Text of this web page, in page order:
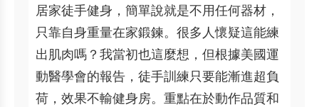
居家徒手健身，簡單說就是不用任何器材，
只靠自身重量在家鍛鍊。很多人懷疑這能練
出肌肉嗎？我當初也這麼想，但根據美國運
動醫學會的報告，徒手訓練只要能漸進超負
荷，效果不輸健身房。重點在於動作品質和